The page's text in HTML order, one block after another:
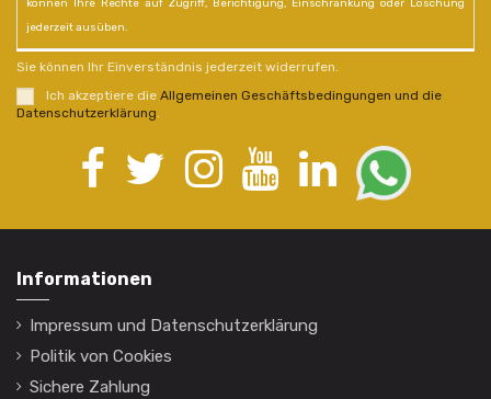
können Ihre Rechte auf Zugriff, Berichtigung, Einschränkung oder Löschung
jederzeit ausüben.
Sie können Ihr Einverständnis jederzeit widerrufen.
Ich akzeptiere die Allgemeinen Geschäftsbedingungen und die
Datenschutzerklärung.
Informationen
Impressum und Datenschutzerklärung
Politik von Cookies
Sichere Zahlung